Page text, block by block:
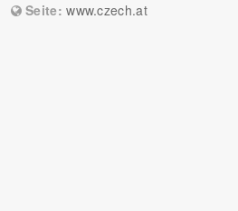
Seite:www.czech.at